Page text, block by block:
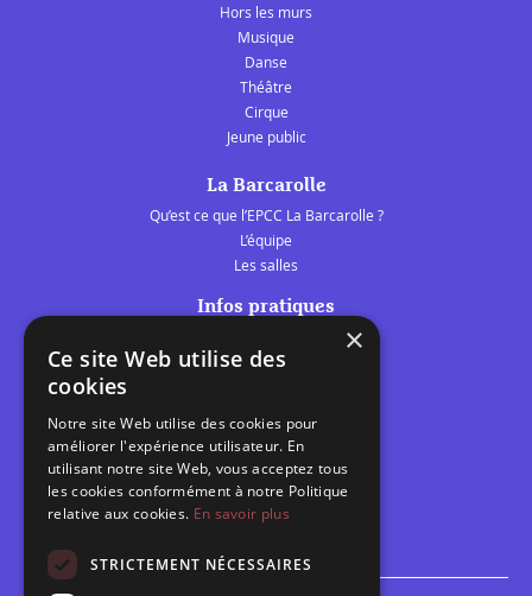
Hors les murs
Musique
Danse
Théâtre
Cirque
Jeune public
La Barcarolle
Qu’est ce que l’EPCC La Barcarolle ?
L’équipe
Les salles
Infos pratiques
Les belles scènes audomaroises
Calendrier
Programme des spectacles
Brèves
×
Ce site Web utilise des
cookies
Notre site Web utilise des cookies pour
améliorer l'expérience utilisateur. En
utilisant notre site Web, vous acceptez tous
les cookies conformément à notre Politique
relative aux cookies. En savoir plus
STRICTEMENT NÉCESSAIRES